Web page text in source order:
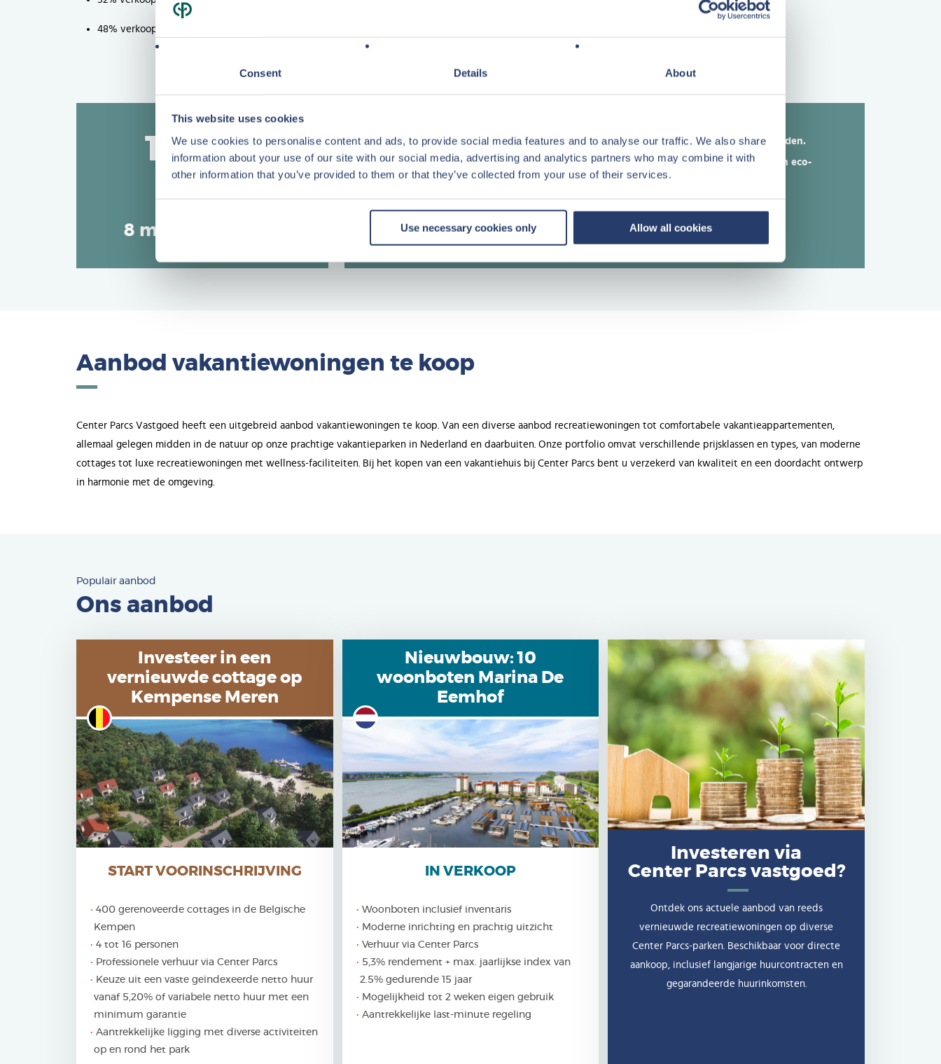
Consent Details About
This website uses cookies
We use cookies to personalise content and ads, to provide social media features and to analyse our traffic. We also share
information about your use of our site with our social media, advertising and analytics partners who may combine it with
other information that you’ve provided to them or that they’ve collected from your use of their services.
Use necessary cookies only Allow all cookies
48% verkoop aan institutionele beleggers
57% verkoop van vakanties aan internationale gasten
12.200
bedienen bijna
8 miljoen klanten
283
44.500 cottages,
appartementen en woningen
aan zee, in de bergen en op
in Frankrijk
en 42% in overige landen.
53% hiervan heeft een eco-
Aanbod vakantiewoningen te koop
Center Parcs Vastgoed heeft een uitgebreid aanbod vakantiewoningen te koop. Van een diverse aanbod recreatiewoningen tot comfortabele vakantieappartementen,
allemaal gelegen midden in de natuur op onze prachtige vakantieparken in Nederland en daarbuiten. Onze portfolio omvat verschillende prijsklassen en types, van moderne
cottages tot luxe recreatiewoningen met wellness-faciliteiten. Bij het kopen van een vakantiehuis bij Center Parcs bent u verzekerd van kwaliteit en een doordacht ontwerp
in harmonie met de omgeving.
Populair aanbod
Ons aanbod
Investeer in een
vernieuwde cottage op
Kempense Meren
START VOORINSCHRIJVING
400 gerenoveerde cottages in de Belgische
Kempen
4 tot 16 personen
Professionele verhuur via Center Parcs
Keuze uit een vaste geïndexeerde netto huur
vanaf 5,20% of variabele netto huur met een
minimum garantie
Aantrekkelijke ligging met diverse activiteiten
op en rond het park
Nieuwbouw: 10
woonboten Marina De
Eemhof
IN VERKOOP
Woonboten inclusief inventaris
Moderne inrichting en prachtig uitzicht
Verhuur via Center Parcs
5,3% rendement + max. jaarlijkse index van
2.5% gedurende 15 jaar
Mogelijkheid tot 2 weken eigen gebruik
Aantrekkelijke last-minute regeling
Investeren via
Center Parcs vastgoed?
Ontdek ons actuele aanbod van reeds
vernieuwde recreatiewoningen op diverse
Center Parcs-parken. Beschikbaar voor directe
aankoop, inclusief langjarige huurcontracten en
gegarandeerde huurinkomsten.